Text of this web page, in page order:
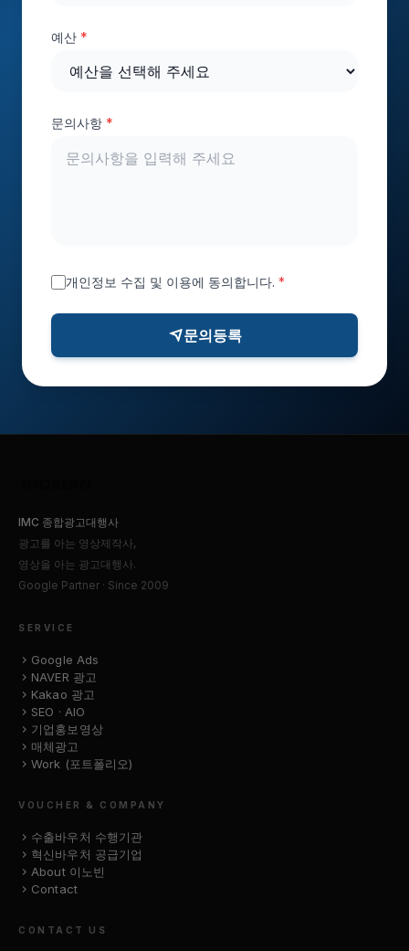
예산 *
문의사항 *
개인정보 수집 및 이용에 동의합니다. *
문의등록
IMC 종합광고대행사
광고를 아는 영상제작사,
영상을 아는 광고대행사.
Google Partner · Since 2009
SERVICE
Google Ads
NAVER 광고
Kakao 광고
SEO · AIO
기업홍보영상
매체광고
Work (포트폴리오)
VOUCHER & COMPANY
수출바우처 수행기관
혁신바우처 공급기업
About 이노빈
Contact
CONTACT US